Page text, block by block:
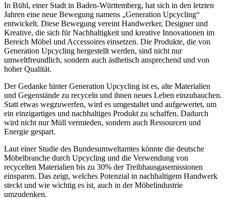
In Bühl, einer Stadt in Baden-Württemberg, hat sich in den letzten
Jahren eine neue Bewegung namens „Generation Upcycling“
entwickelt. Diese Bewegung vereint Handwerker, Designer und
Kreative, die sich für Nachhaltigkeit und kreative Innovationen im
Bereich Möbel und Accessoires einsetzen. Die Produkte, die von
Generation Upcycling hergestellt werden, sind nicht nur
umweltfreundlich, sondern auch ästhetisch ansprechend und von
hoher Qualität.
Der Gedanke hinter Generation Upcycling ist es, alte Materialien
und Gegenstände zu recyceln und ihnen neues Leben einzuhauchen.
Statt etwas wegzuwerfen, wird es umgestaltet und aufgewertet, um
ein einzigartiges und nachhaltiges Produkt zu schaffen. Dadurch
wird nicht nur Müll vermieden, sondern auch Ressourcen und
Energie gespart.
Laut einer Studie des Bundesumweltamtes könnte die deutsche
Möbelbranche durch Upcycling und die Verwendung von
recycelten Materialien bis zu 30% der Treibhausgasemissionen
einsparen. Das zeigt, welches Potenzial in nachhaltigem Handwerk
steckt und wie wichtig es ist, auch in der Möbelindustrie
umzudenken.